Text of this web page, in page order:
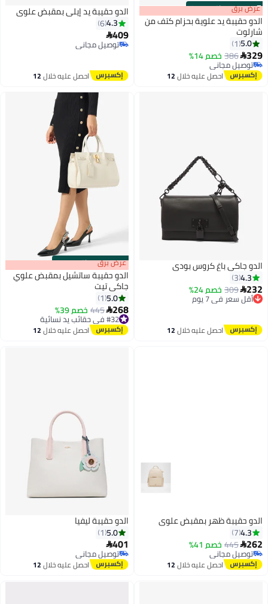
00m:00s
·باقي 100% عرض برق
الدو حقيبة يد علوية بحزام كتف من
شارلوت
5.0
1
329
386 خصم 14%
توصيل مجاني
توصيل مجانياحصل عليه خلال12
اغسطس
2
الدو حقيبة يد إيلي بمقبض علوي
4.3
6
409
توصيل مجاني
توصيل مجاني
احصل عليه خلال12
اغسطس
2
الدو جاكي باغ كروس بودي
4.3
3
232
309 خصم 24%
أقل سعر في 7 يوم
توصيل مجاني
احصل عليه خلال12
00m:00s
·باقي 100% عرض برق
الدو حقيبة ساتشيل بمقبض علوي
جاكي تيت
5.0
1
268
445 خصم 39% #32 في حقائب يد نسائية
توصيل مجاني
#32 في حقائب يد نسائية احصل عليه خلال12
3
الدو حقيبة ظهر بمقبض علوي
4.3
7
262
445 خصم 41%
توصيل مجاني
توصيل مجانياحصل عليه خلال12
الدو حقيبة ليفيا
5.0
1
401
توصيل مجاني
توصيل مجانياحصل عليه خلال12